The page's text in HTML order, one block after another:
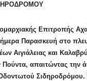
Επιτροπής
Παρασκευή στο
Αιγιάλειας και
απαιτώντας την
Σιδηροδρόμου.